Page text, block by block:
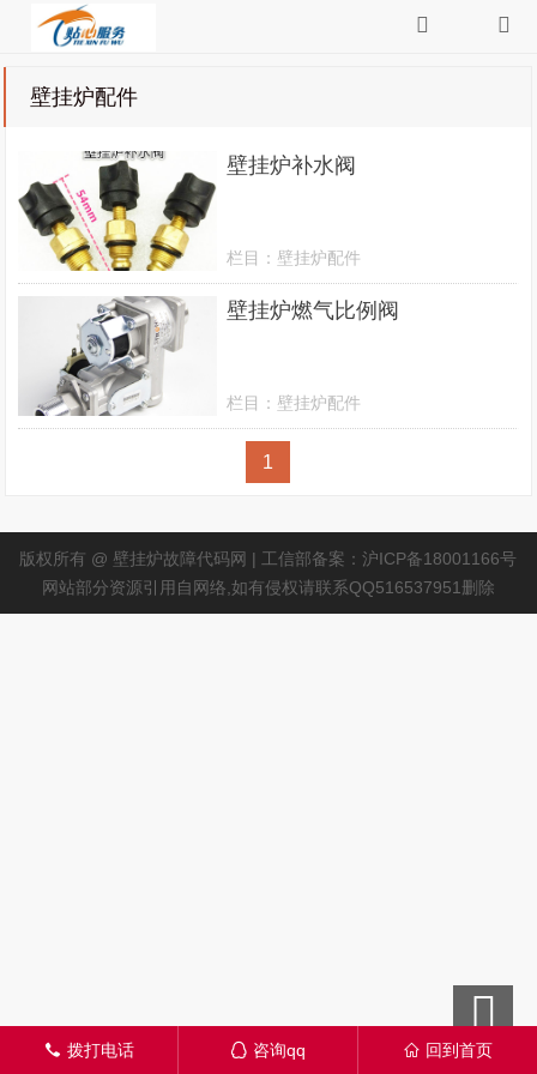
壁挂炉配件
壁挂炉补水阀
栏目： 壁挂炉配件
壁挂炉燃气比例阀
栏目： 壁挂炉配件
1
版权所有 @ 壁挂炉故障代码网 | 工信部备案：沪ICP备18001166号
网站部分资源引用自网络,如有侵权请联系QQ516537951删除
󦁁 拨打电话 󦊱 咨询qq 󦃑 回到首页